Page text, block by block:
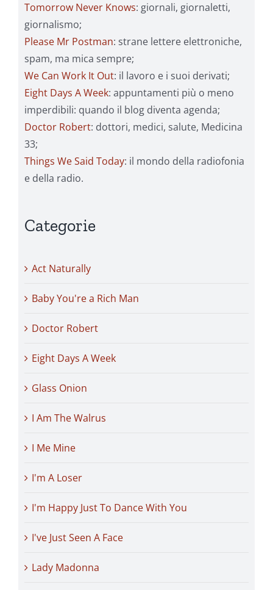
Tomorrow Never Knows: giornali, giornaletti,
giornalismo;
Please Mr Postman: strane lettere elettroniche,
spam, ma mica sempre;
We Can Work It Out: il lavoro e i suoi derivati;
Eight Days A Week: appuntamenti più o meno
imperdibili: quando il blog diventa agenda;
Doctor Robert: dottori, medici, salute, Medicina
33;
Things We Said Today: il mondo della radiofonia
e della radio.
Categorie
Act Naturally
Baby You're a Rich Man
Doctor Robert
Eight Days A Week
Glass Onion
I Am The Walrus
I Me Mine
I'm A Loser
I'm Happy Just To Dance With You
I've Just Seen A Face
Lady Madonna